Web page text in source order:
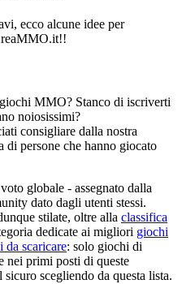
ecco alcune idee per
MMO? Stanco di iscriverti
noiosissimi?
consigliare dalla nostra
di persone che hanno giocato
globale - assegnato dalla
dato dagli utenti stessi.
stilate, oltre alla classifica
dedicate ai migliori giochi
da scaricare: solo giochi di
nei primi posti di queste
scegliendo da questa lista.